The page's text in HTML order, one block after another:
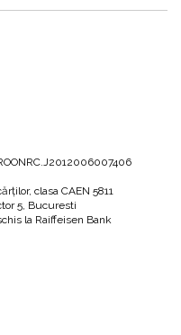
clasa CAEN 5811
5, Bucuresti
la Raiffeisen Bank